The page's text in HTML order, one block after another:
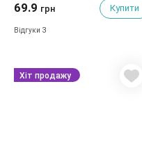
69.9 грн Купити
Відгуки 3
Хіт продажу